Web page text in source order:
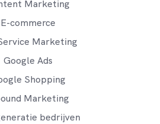
Marketing
E-commerce
Marketing
Google Ads
Shopping
Marketing
bedrijven